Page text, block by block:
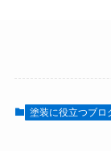
塗装に役立つブロ